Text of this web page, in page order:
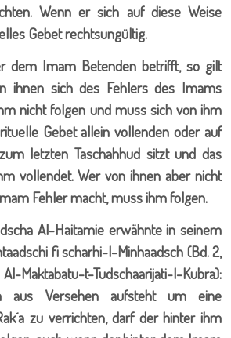
Wenn er sich auf diese Weise
Gebet rechtsungültig.
Imam Betenden betrifft, so gilt
ihnen sich des Fehlers des Imams
nicht folgen und muss sich von ihm
Gebet allein vollenden oder auf
letzten Taschahhud sitzt und das
vollendet. Wer von ihnen aber nicht
Fehler macht, muss ihm folgen.
Al-Haitamie erwähnte in seinem
fi scharhi-l-Minhaadsch (Bd. 2,
Maktabatu-t-Tudschaarijati-l-Kubra):
aus Versehen aufsteht um eine
zu verrichten, darf der hinter ihm